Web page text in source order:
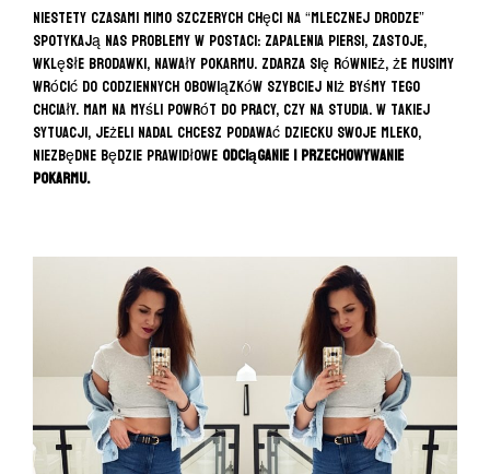
Niestety czasami mimo szczerych chęci na “mlecznej drodze”
spotykają nas problemy w postaci: zapalenia piersi, zastoje,
wklęsłe brodawki, nawały pokarmu. Zdarza się również, że musimy
wrócić do codziennych obowiązków szybciej niż byśmy tego
chciały. Mam na myśli powrót do pracy, czy na studia. W takiej
sytuacji, jeżeli nadal chcesz podawać dziecku swoje mleko,
niezbędne będzie prawidłowe odciąganie i przechowywanie
pokarmu.